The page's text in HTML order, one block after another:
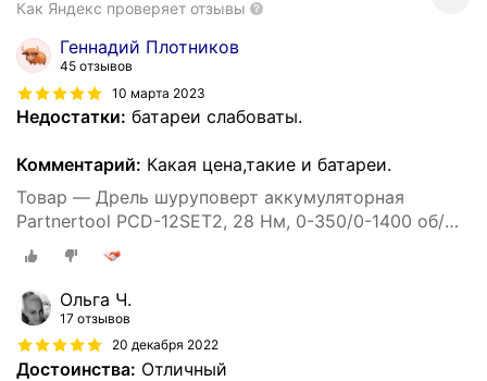
Как Яндекс проверяет отзывы
Геннадий Плотников
45 отзывов
10 марта 2023
Недостатки: батареи слабоваты.
Комментарий: Какая цена,такие и батареи.
Товар — Дрель шуруповерт аккумуляторная
Partnertool PCD-12SET2, 28 Нм, 0-350/0-1400 об/
мин, 24 предм, кейс
Ольга Ч.
17 отзывов
20 декабря 2022
Достоинства: Отличный